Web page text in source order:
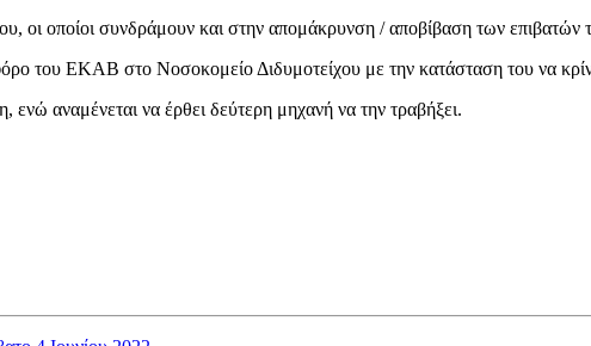
οποίοι συνδράμουν και στην απομάκρυνση / αποβίβαση των επιβατών
του ΕΚΑΒ στο Νοσοκομείο Διδυμοτείχου με την κατάσταση του να
ενώ αναμένεται να έρθει δεύτερη μηχανή να την τραβήξει.